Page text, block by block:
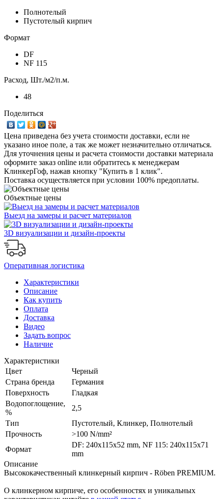
Полнотелый
Пустотелый кирпич
Формат
DF
NF 115
Расход, Шт./м2/п.м.
48
Поделиться
Цена приведена без учета стоимости доставки, если не
указано иное поле, а так же может незначительно отличаться.
Для уточнения цены и расчета стоимости доставки материала
оформите заказ online или обратитесь к менеджерам
КлинкерГоф, нажав кнопку "Купить в 1 клик".
Поставка осуществляется при условии 100% предоплаты.
Объектные цены
Выезд на замеры и расчет материалов
3D визуализации и дизайн-проекты
Оперативная логистика
Характеристики
Описание
Как купить
Оплата
Доставка
Видео
Задать вопрос
Наличие
Характеристики
Цвет
Черный
Страна бренда
Германия
Поверхность
Гладкая
Водопоглощение,
%
2,5
Тип
Пустотелый, Клинкер, Полнотелый
Прочность
>100 N/mm²
Формат
DF: 240x115x52 mm, NF 115: 240x115x71
mm
Описание
Высококачественный клинкерный кирпич - Röben PREMIUM.
О клинкерном кирпиче, его особенностях и уникальных